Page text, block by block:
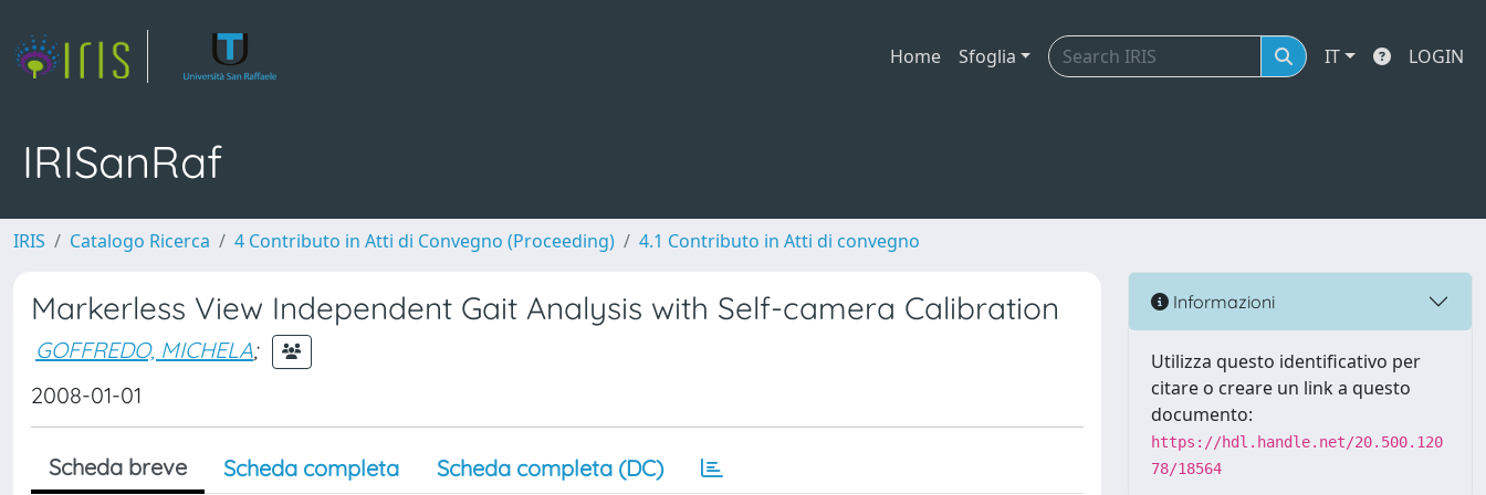
Home Sfoglia IT LOGIN
IRISanRaf
IRIS Catalogo Ricerca 4 Contributo in Atti di Convegno (Proceeding) 4.1 Contributo in Atti di convegno
Markerless View Independent Gait Analysis with Self-camera Calibration
GOFFREDO, MICHELA;
2008-01-01
Scheda breve Scheda completa Scheda completa (DC)
Informazioni
Utilizza questo identificativo per
citare o creare un link a questo
documento:
https://hdl.handle.net/20.500.120
78/18564